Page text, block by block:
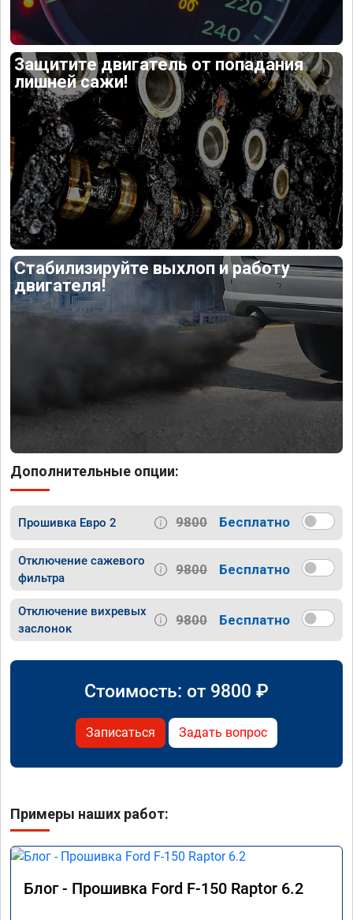
Защитите двигатель от попадания
лишней сажи!
Стабилизируйте выхлоп и работу
двигателя!
Дополнительные опции:
Прошивка Евро 2 9800 Бесплатно
Отключение сажевого
фильтра
9800 Бесплатно
Отключение вихревых
заслонок
9800 Бесплатно
Стоимость: от 9800 ₽
Записаться Задать вопрос
Примеры наших работ:
Блог - Прошивка Ford F-150 Raptor 6.2